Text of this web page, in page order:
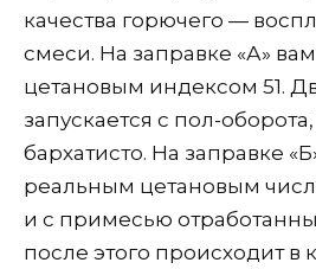
качества горючего —
смеси. На заправке «А»
цетановым индексом 51.
запускается с пол-
бархатисто. На заправке
реальным цетановым
и с примесью
после этого происходит в